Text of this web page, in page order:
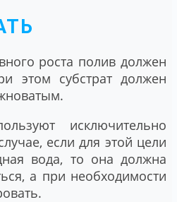
роста полив должен
этом субстрат должен
исключительно
если для этой цели
вода, то она должна
а при необходимости